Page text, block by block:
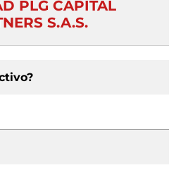
PLG CAPITAL
S.A.S.